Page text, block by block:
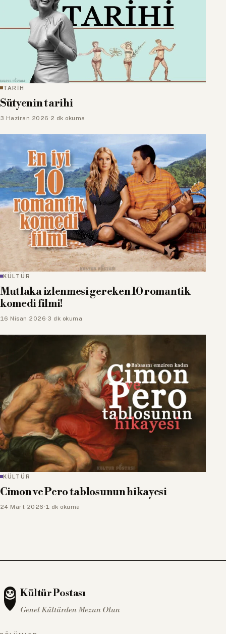
TARİH
Sütyenin tarihi
3 Haziran 2026· 2 dk okuma
KÜLTÜR
Mutlaka izlenmesi gereken 10 romantik
komedi filmi!
16 Nisan 2026·3 dk okuma
KÜLTÜR
Cimon ve Pero tablosunun hikayesi
24 Mart 2026 ·1 dk okuma
Kültür Postası
Genel Kültürden Mezun Olun